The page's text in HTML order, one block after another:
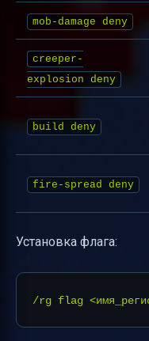
mob-damage deny
creeper-
explosion deny
build deny
fire-spread deny
Установка флага: